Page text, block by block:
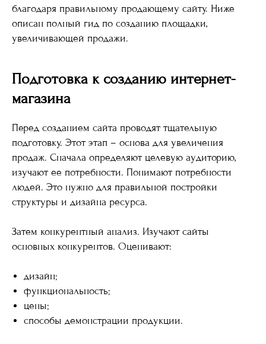
благодаря правильному продающему сайту. Ниже
описан полный гид по созданию площадки,
увеличивающей продажи.
Подготовка к созданию интернет-
магазина
Перед созданием сайта проводят тщательную
подготовку. Этот этап – основа для увеличения
продаж. Сначала определяют целевую аудиторию,
изучают ее потребности. Понимают потребности
людей. Это нужно для правильной постройки
структуры и дизайна ресурса.
Затем конкурентный анализ. Изучают сайты
основных конкурентов. Оценивают:
дизайн;
функциональность;
цены;
способы демонстрации продукции.